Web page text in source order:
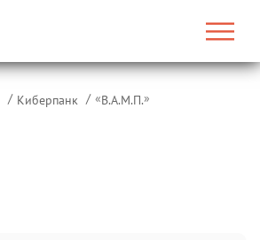
Киберпанк «В.А.М.П.»